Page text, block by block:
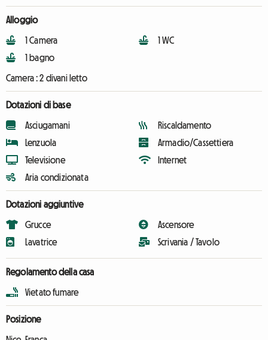
Alloggio
1 Camera
1 bagno
1 WC
Camera :2 divani letto
Dotazioni di base
Asciugamani
Lenzuola
Televisione
Aria condizionata
Riscaldamento
Armadio/Cassettiera
Internet
Dotazioni aggiuntive
Grucce
Lavatrice
Ascensore
Scrivania / Tavolo
Regolamento della casa
Vietato fumare
Posizione